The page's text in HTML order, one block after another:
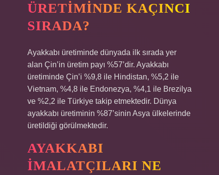
ÜRETIMINDE KAÇINCI
SIRADA?
Ayakkabı üretiminde dünyada ilk sırada yer
alan Çin’in üretim payı %57’dir. Ayakkabı
üretiminde Çin’i %9,8 ile Hindistan, %5,2 ile
Vietnam, %4,8 ile Endonezya, %4,1 ile Brezilya
ve %2,2 ile Türkiye takip etmektedir. Dünya
ayakkabı üretiminin %87’sinin Asya ülkelerinde
üretildiği görülmektedir.
AYAKKABI
IMALATÇILARI NE